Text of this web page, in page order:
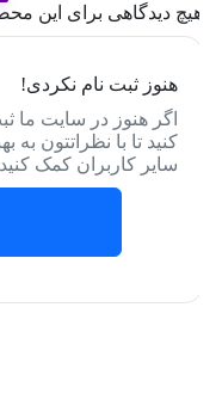
دیدگاهی برای این
هنوز ثبت نام نکردی!
اگر هنوز در سایت ما
کنید تا با نظراتتون به
سایر کاربران کمک کنید.